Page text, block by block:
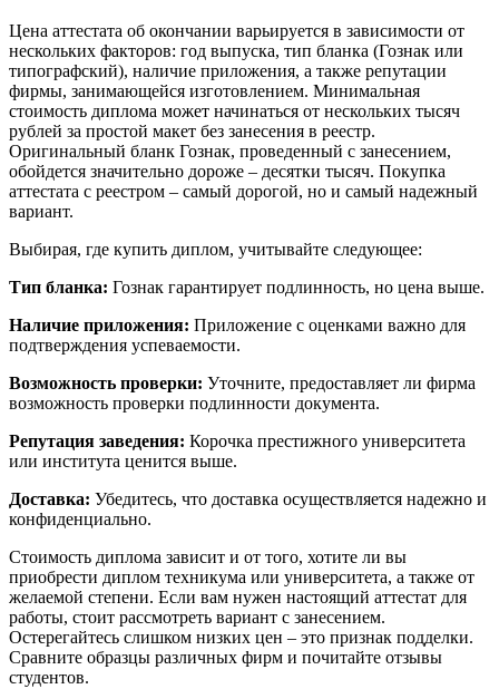
Цена аттестата об окончании варьируется в зависимости от
нескольких факторов: год выпуска, тип бланка (Гознак или
типографский), наличие приложения, а также репутации
фирмы, занимающейся изготовлением. Минимальная
стоимость диплома может начинаться от нескольких тысяч
рублей за простой макет без занесения в реестр.
Оригинальный бланк Гознак, проведенный с занесением,
обойдется значительно дороже – десятки тысяч. Покупка
аттестата с реестром – самый дорогой, но и самый надежный
вариант.
Выбирая, где купить диплом, учитывайте следующее:
Тип бланка: Гознак гарантирует подлинность, но цена выше.
Наличие приложения: Приложение с оценками важно для
подтверждения успеваемости.
Возможность проверки: Уточните, предоставляет ли фирма
возможность проверки подлинности документа.
Репутация заведения: Корочка престижного университета
или института ценится выше.
Доставка: Убедитесь, что доставка осуществляется надежно и
конфиденциально.
Стоимость диплома зависит и от того, хотите ли вы
приобрести диплом техникума или университета, а также от
желаемой степени. Если вам нужен настоящий аттестат для
работы, стоит рассмотреть вариант с занесением.
Остерегайтесь слишком низких цен – это признак подделки.
Сравните образцы различных фирм и почитайте отзывы
студентов.